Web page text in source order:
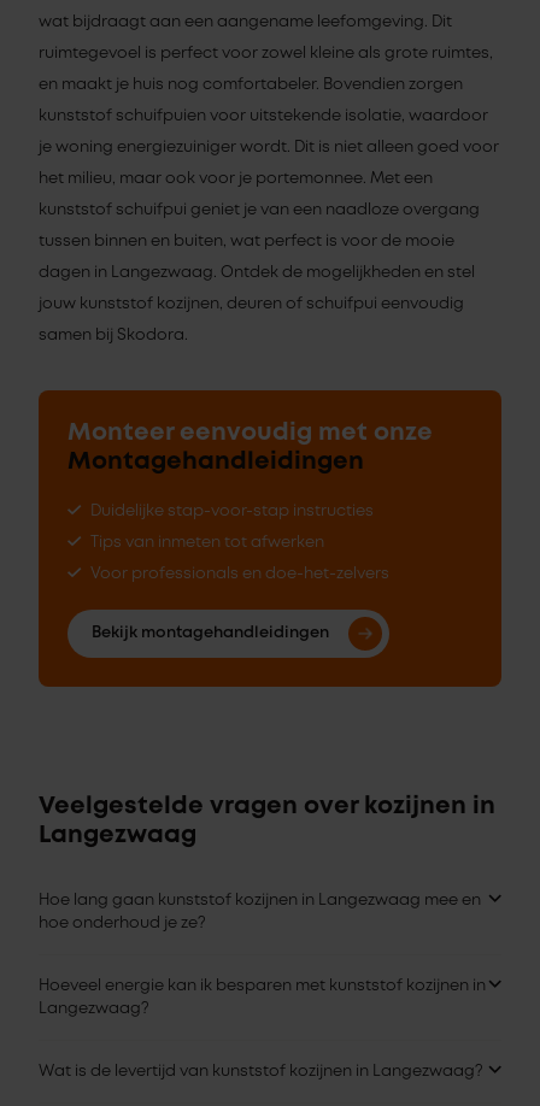
wat bijdraagt aan een aangename leefomgeving. Dit
ruimtegevoel is perfect voor zowel kleine als grote ruimtes,
en maakt je huis nog comfortabeler. Bovendien zorgen
kunststof schuifpuien voor uitstekende isolatie, waardoor
je woning energiezuiniger wordt. Dit is niet alleen goed voor
het milieu, maar ook voor je portemonnee. Met een
kunststof schuifpui geniet je van een naadloze overgang
tussen binnen en buiten, wat perfect is voor de mooie
dagen in Langezwaag. Ontdek de mogelijkheden en stel
jouw kunststof kozijnen, deuren of schuifpui eenvoudig
samen bij Skodora.
Monteer eenvoudig met onze
Montagehandleidingen
Duidelijke stap-voor-stap instructies
Tips van inmeten tot afwerken
Voor professionals en doe-het-zelvers
Bekijk montagehandleidingen
Veelgestelde vragen over kozijnen in
Langezwaag
Hoe lang gaan kunststof kozijnen in Langezwaag mee en
hoe onderhoud je ze?
Hoeveel energie kan ik besparen met kunststof kozijnen in
Langezwaag?
Wat is de levertijd van kunststof kozijnen in Langezwaag?